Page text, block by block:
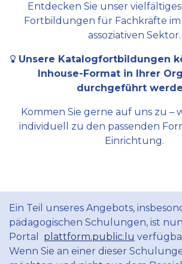
Entdecken Sie unser
Fortbildungen für Fachkräfte im
assoziativen Sektor.
Unsere Katalogfortbildungen
Inhouse-Format in Ihrer
durchgeführt
Kommen Sie gerne auf uns zu –
individuell zu den passenden
Einrichtung.
Ein Teil unseres Angebots,
pädagogischen Schulungen, ist
Portal plattform.public.lu
Wenn Sie an einer dieser